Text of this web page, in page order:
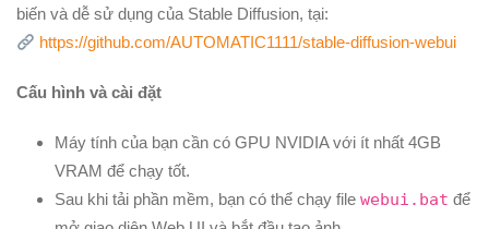
biến và dễ sử dụng của Stable Diffusion, tại:
https://github.com/AUTOMATIC1111/stable-diffusion-webui
Cấu hình và cài đặt
Máy tính của bạn cần có GPU NVIDIA với ít nhất 4GB
VRAM để chạy tốt.
Sau khi tải phần mềm, bạn có thể chạy file webui.bat để